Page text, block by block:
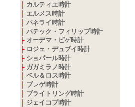
├ カルティエ時計
├ エルメス時計
├ パネライ時計
├ パテック・フィリップ時計
├ オーデマ・ピゲ時計
├ ロジェ・デュブイ時計
├ ショパール時計
├ ガガミラノ時計
├ ベル＆ロス時計
├ ブレゲ時計
├ ブライトリング時計
├ ジェイコブ時計